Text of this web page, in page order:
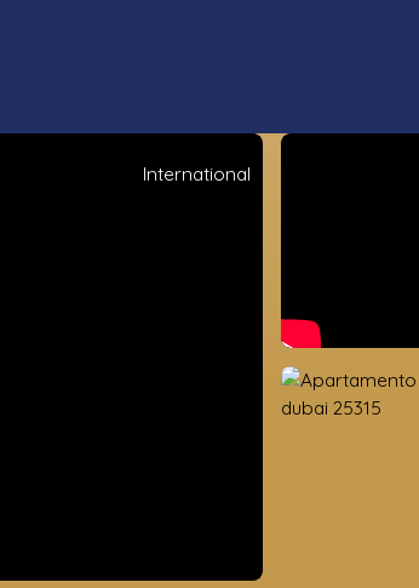
International